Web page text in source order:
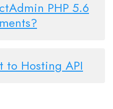
PHP 5.6
to Hosting API